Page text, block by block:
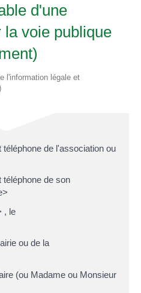
d'une
voie publique
l'information légale et
de l'association ou
de son
, le
ou de la
(ou Madame ou Monsieur